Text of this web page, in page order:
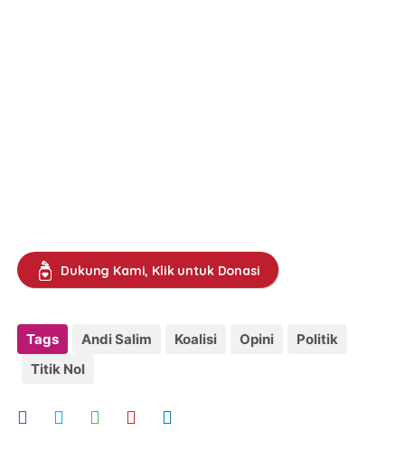
Dukung Kami, Klik untuk Donasi
Tags Andi Salim Koalisi Opini
Politik
Titik Nol